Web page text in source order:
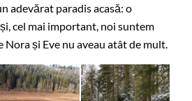
adevărat paradis acasă: o
cel mai important, noi suntem
Nora și Eve nu aveau atât de mult.